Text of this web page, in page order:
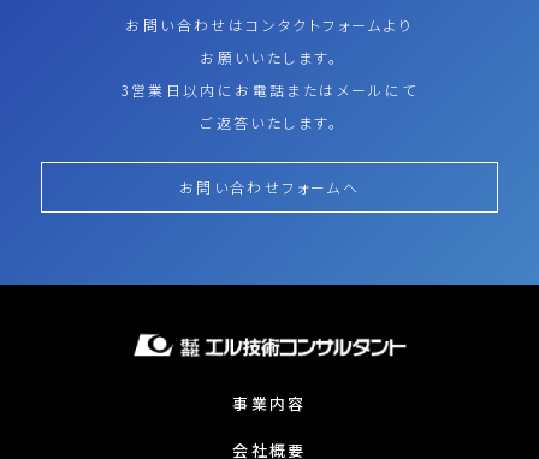
お問い合わせはコンタクトフォームより
お願いいたします。
3営業日以内にお電話またはメールにて
ご返答いたします。
お問い合わせフォームへ
事業内容
会社概要